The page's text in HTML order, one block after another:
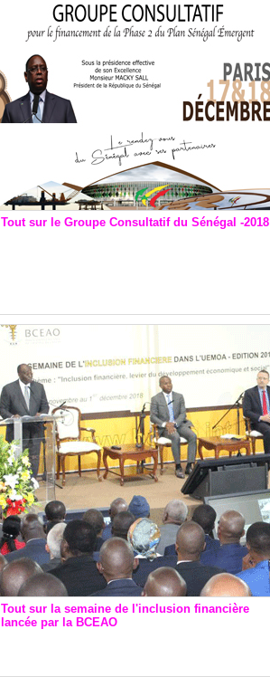
Tout sur le Groupe Consultatif du Sénégal -2018
Tout sur la semaine de l'inclusion financière
lancée par la BCEAO